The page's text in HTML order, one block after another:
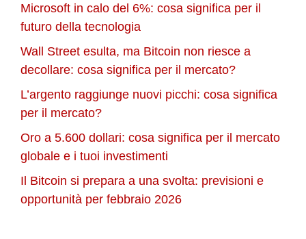
Microsoft in calo del 6%: cosa significa per il
futuro della tecnologia
Wall Street esulta, ma Bitcoin non riesce a
decollare: cosa significa per il mercato?
L’argento raggiunge nuovi picchi: cosa significa
per il mercato?
Oro a 5.600 dollari: cosa significa per il mercato
globale e i tuoi investimenti
Il Bitcoin si prepara a una svolta: previsioni e
opportunità per febbraio 2026